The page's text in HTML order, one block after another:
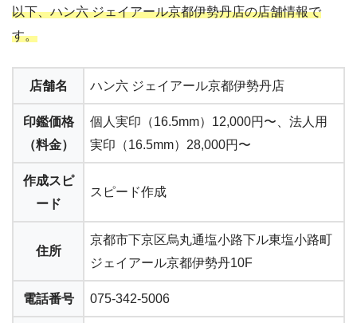
以下、ハン六 ジェイアール京都伊勢丹店の店舗情報で
す。
店舗名 ハン六 ジェイアール京都伊勢丹店
印鑑価格
（料金）
個人実印（16.5mm）12,000円〜、法人用
実印（16.5mm）28,000円〜
作成スピ
ード
スピード作成
住所
京都市下京区烏丸通塩小路下ル東塩小路町
ジェイアール京都伊勢丹10F
電話番号 075-342-5006